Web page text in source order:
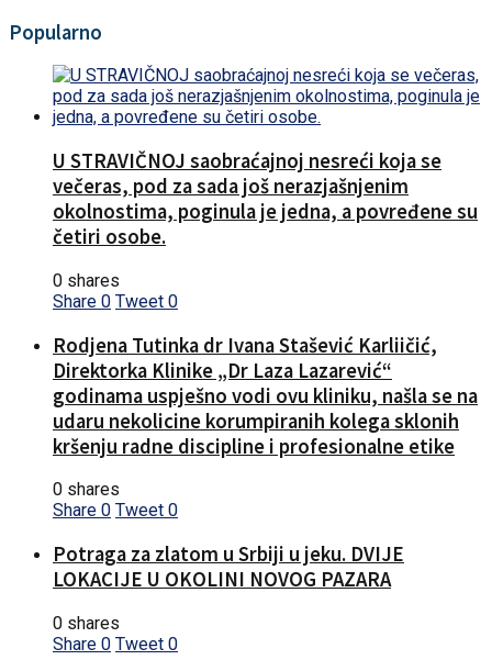
Popularno
U STRAVIČNOJ saobraćajnoj nesreći koja se
večeras, pod za sada još nerazjašnjenim
okolnostima, poginula je jedna, a povređene su
četiri osobe.
0 shares
Share 0 Tweet 0
Rodjena Tutinka dr Ivana Stašević Karliičić,
Direktorka Klinike „Dr Laza Lazarević“
godinama uspješno vodi ovu kliniku, našla se na
udaru nekolicine korumpiranih kolega sklonih
kršenju radne discipline i profesionalne etike
0 shares
Share 0 Tweet 0
Potraga za zlatom u Srbiji u jeku. DVIJE
LOKACIJE U OKOLINI NOVOG PAZARA
0 shares
Share 0 Tweet 0